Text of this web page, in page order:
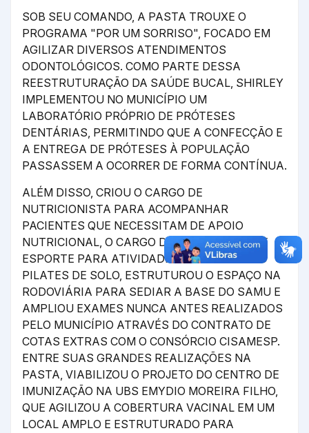
SOB SEU COMANDO, A PASTA TROUXE O
PROGRAMA "POR UM SORRISO", FOCADO EM
AGILIZAR DIVERSOS ATENDIMENTOS
ODONTOLÓGICOS. COMO PARTE DESSA
REESTRUTURAÇÃO DA SAÚDE BUCAL, SHIRLEY
IMPLEMENTOU NO MUNICÍPIO UM
LABORATÓRIO PRÓPRIO DE PRÓTESES
DENTÁRIAS, PERMITINDO QUE A CONFECÇÃO E
A ENTREGA DE PRÓTESES À POPULAÇÃO
PASSASSEM A OCORRER DE FORMA CONTÍNUA.
ALÉM DISSO, CRIOU O CARGO DE
NUTRICIONISTA PARA ACOMPANHAR
PACIENTES QUE NECESSITAM DE APOIO
NUTRICIONAL, O CARGO DE ORIENTADOR DE
ESPORTE PARA ATIVIDADES FÍSICAS COMO
PILATES DE SOLO, ESTRUTUROU O ESPAÇO NA
RODOVIÁRIA PARA SEDIAR A BASE DO SAMU E
AMPLIOU EXAMES NUNCA ANTES REALIZADOS
PELO MUNICÍPIO ATRAVÉS DO CONTRATO DE
COTAS EXTRAS COM O CONSÓRCIO CISAMESP.
ENTRE SUAS GRANDES REALIZAÇÕES NA
PASTA, VIABILIZOU O PROJETO DO CENTRO DE
IMUNIZAÇÃO NA UBS EMYDIO MOREIRA FILHO,
QUE AGILIZOU A COBERTURA VACINAL EM UM
LOCAL AMPLO E ESTRUTURADO PARA